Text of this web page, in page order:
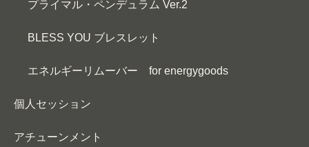
プライマル・ペンデュラム Ver.2
BLESS YOU ブレスレット
エネルギーリムーバー for energygoods
個人セッション
アチューンメント